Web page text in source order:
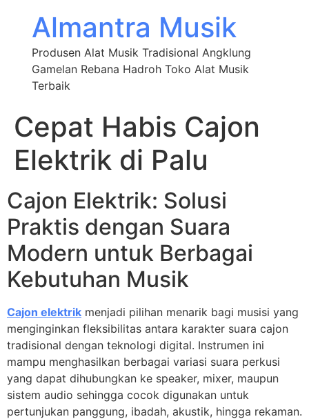
Almantra Musik
Produsen Alat Musik Tradisional Angklung
Gamelan Rebana Hadroh Toko Alat Musik
Terbaik
Cepat Habis Cajon
Elektrik di Palu
Cajon Elektrik: Solusi
Praktis dengan Suara
Modern untuk Berbagai
Kebutuhan Musik
Cajon elektrik menjadi pilihan menarik bagi musisi yang
menginginkan fleksibilitas antara karakter suara cajon
tradisional dengan teknologi digital. Instrumen ini
mampu menghasilkan berbagai variasi suara perkusi
yang dapat dihubungkan ke speaker, mixer, maupun
sistem audio sehingga cocok digunakan untuk
pertunjukan panggung, ibadah, akustik, hingga rekaman.